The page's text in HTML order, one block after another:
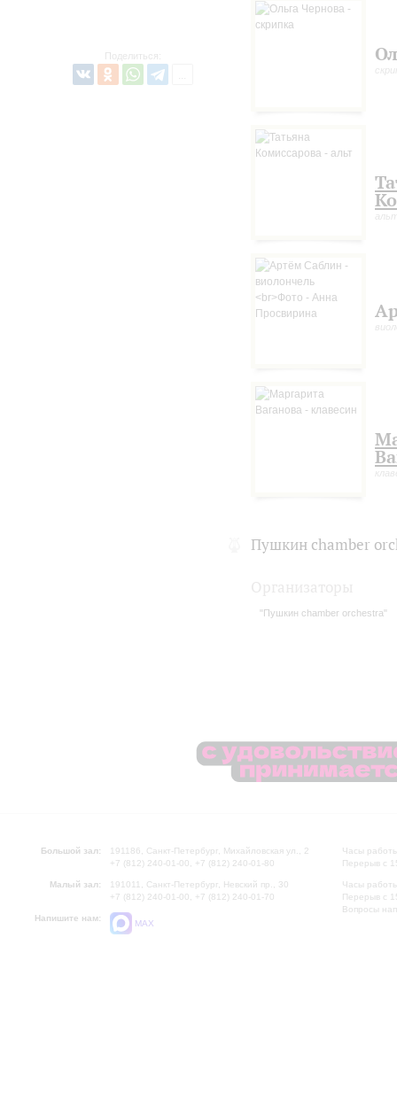
Поделиться:
Пушкин chamber
"Пушкин chamber orchestra"
Большой зал:
191186, Санкт-Петербург, Михайловская ул., 2
+7 (812) 240-01-00, +7 (812) 240-01-80
Малый зал:
191011, Санкт-Петербург, Невский пр., 30
+7 (812) 240-01-00, +7 (812) 240-01-70
Напишите нам:
MAX
Часы
Перерыв с
Часы
Перерыв с
Вопросы